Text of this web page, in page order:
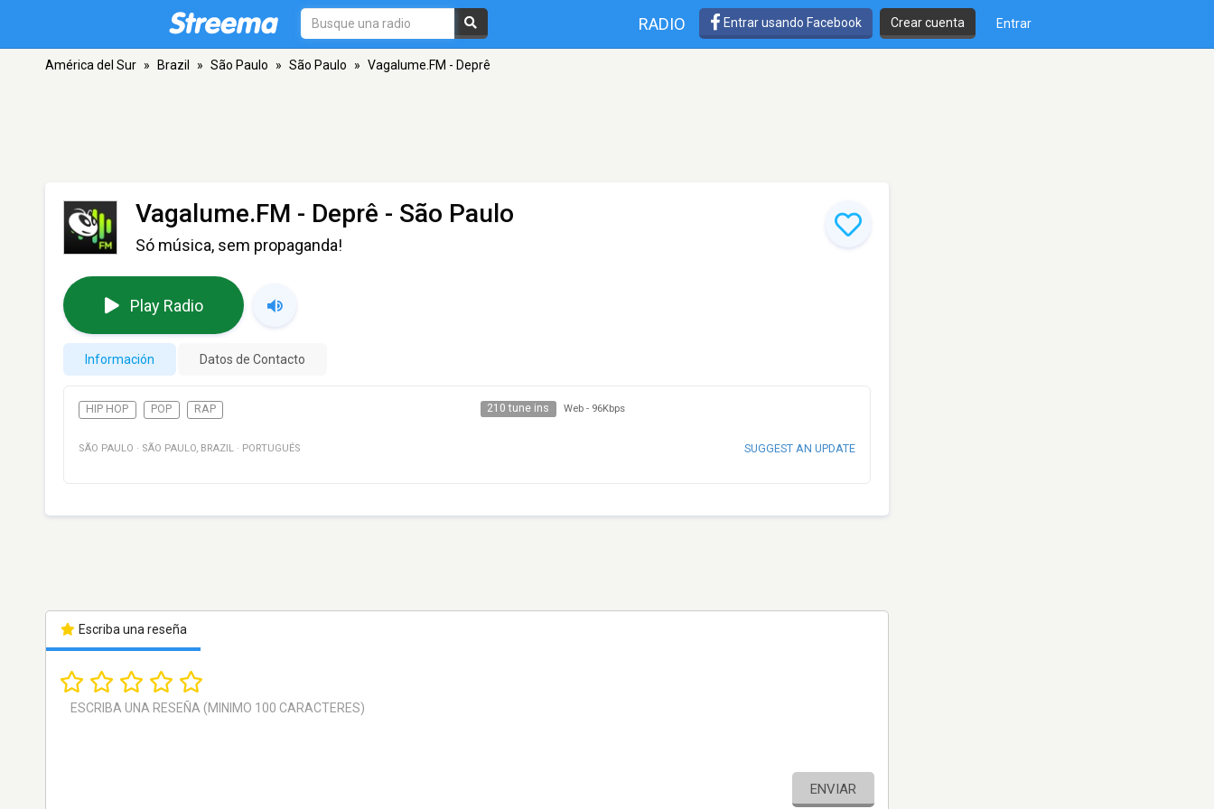
RADIO Entrar usando Facebook Crear cuenta Entrar
América del Sur » Brazil » São Paulo » São Paulo » Vagalume.FM - Deprê
Vagalume.FM - Deprê - São Paulo
Só música, sem propaganda!
Play Radio
Información Datos de Contacto
HIP HOP POP RAP 210 tune ins Web - 96Kbps
SÃO PAULO · SÃO PAULO, BRAZIL · PORTUGUÉS SUGGEST AN UPDATE
Escriba una reseña
ENVIAR